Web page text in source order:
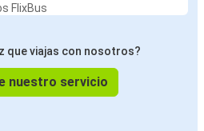
FlixBus
que viajas con nosotros?
nuestro servicio